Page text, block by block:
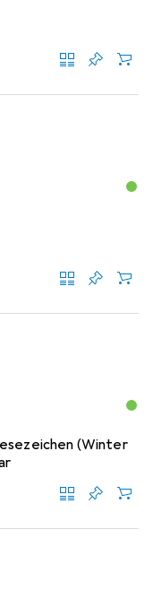
(Winter